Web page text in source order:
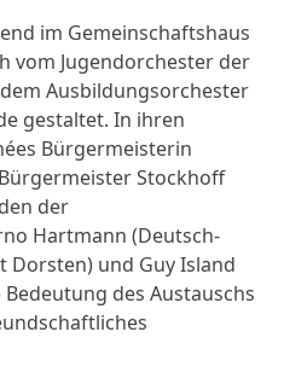
im Gemeinschaftshaus
vom Jugendorchester der
Ausbildungsorchester
gestaltet. In ihren
Bürgermeisterin
Stockhoff
der
Hartmann (Deutsch-
Dorsten) und Guy Island
des Austauschs